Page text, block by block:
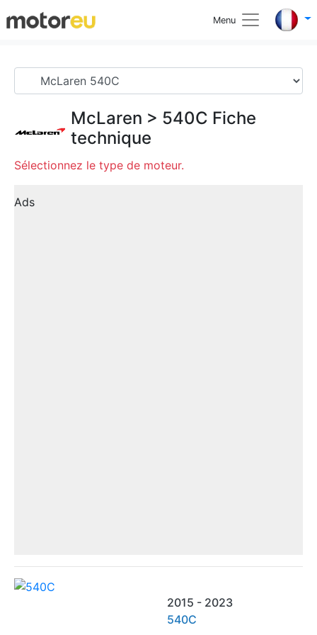
Menu
McLaren > 540C Fiche
technique
Sélectionnez le type de moteur.
Ads
2015 - 2023
540C